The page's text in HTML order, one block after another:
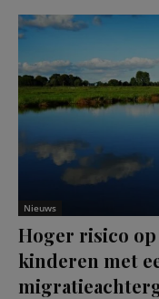
Nieuws
Hoger risico
kinderen met